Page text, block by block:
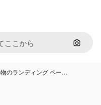
画像で
のランディング ペー…